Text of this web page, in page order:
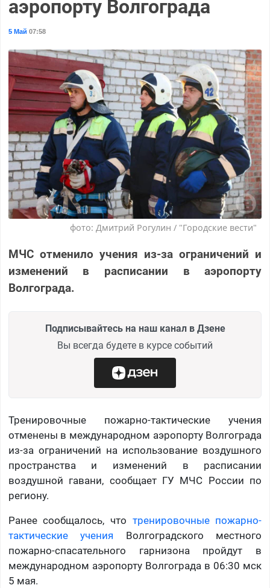
аэропорту Волгограда
5 Май 07:58
фото: Дмитрий Рогулин / "Городские вести"
МЧС отменило учения из-за ограничений и
изменений в расписании в аэропорту
Волгограда.
Подписывайтесь на наш канал в Дзене
Вы всегда будете в курсе событий
Тренировочные пожарно-тактические учения
отменены в международном аэропорту Волгограда
из-за ограничений на использование воздушного
пространства и изменений в расписании
воздушной гавани, сообщает ГУ МЧС России по
региону.
Ранее сообщалось, что тренировочные пожарно-
тактические учения Волгоградского местного
пожарно-спасательного гарнизона пройдут в
международном аэропорту Волгограда в 06:30 мск
5 мая.